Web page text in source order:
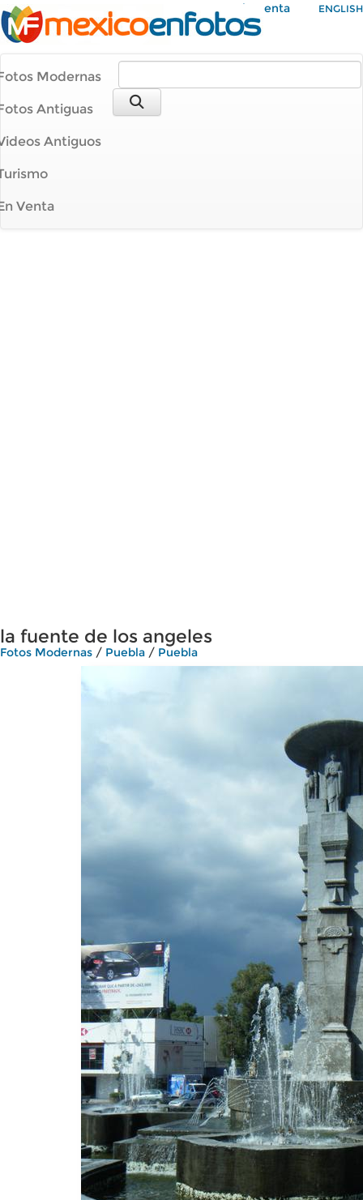
Mi Cuenta ENGLISH
Modernas
Antiguas
Antiguos
Venta
la fuente de los angeles
Fotos Modernas / Puebla / Puebla